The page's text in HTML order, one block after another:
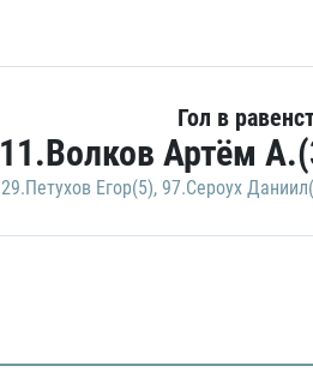
Гол в
11.Волков Артём
29.Петухов Егор(5), 97.Сероух